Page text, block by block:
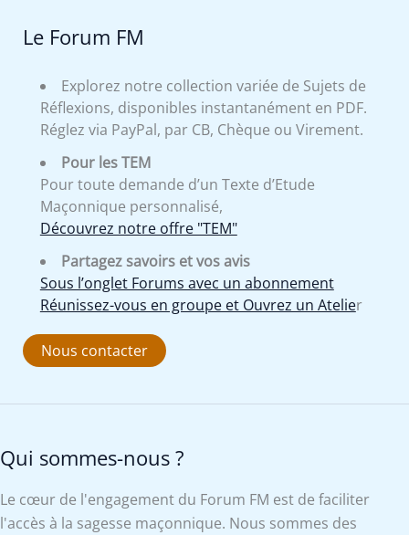
Le Forum FM
Explorez notre collection variée de Sujets de
Réflexions, disponibles instantanément en PDF.
Réglez via PayPal, par CB, Chèque ou Virement.
Pour les TEM
Pour toute demande d’un Texte d’Etude
Maçonnique personnalisé,
Découvrez notre offre "TEM"
Partagez savoirs et vos avis
Sous l’onglet Forums avec un abonnement
Réunissez-vous en groupe et Ouvrez un Atelier
Nous contacter
Qui sommes-nous ?
Le cœur de l'engagement du Forum FM est de faciliter
l'accès à la sagesse maçonnique. Nous sommes des